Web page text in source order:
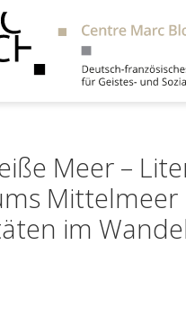
Meer –
Mittelmeer
im